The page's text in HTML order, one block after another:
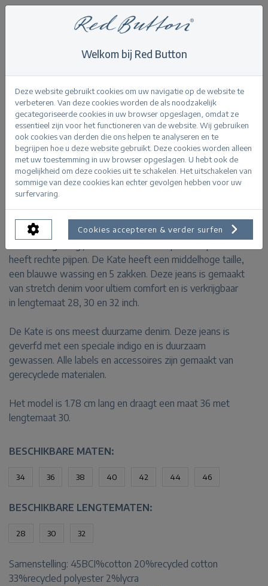
Kate stone used
Terug
Kate stone used stoneused
PRODUCTINFORMATIE
De Kate is onderdeel van de Never out of stock collectie.
heeft rechte pijpen. De Kate heeft een middelhoge taille,
een blauwe wassing en 5 zakken. Deze jeans is gemaakt
van stretch denim voor ultiem comfort en is verkrijgbaar
in lengtemaat 28, 30 en 32 inch.
De Kate is ons meest duurzame denim. Deze jeans is
geverfd met een speciale indigo en is duurzaam
gewassen. Alle labels en accessoires zijn gemaakt van
gerecyclede materialen.
Het model is 1.78 cm lang en draagt een maat 36 met
lengtemaat 30.
BESCHIKBARE MATEN:
34 36 38 40 42 44 46
BESCHIKBARE LENGTEMATEN:
28 30 32
Samenstelling: 45BCI%cotton 20%recycled cotton
33%recycled polyester 2%lycra
Welkom bij Red Button
Deze website gebruikt cookies om uw navigatie op de website te
verbeteren. Van deze cookies worden de als noodzakelijk
gecategoriseerde cookies in uw browser opgeslagen, omdat ze
essentieel zijn voor het functioneren van de website. Wij gebruiken
ook cookies van derden die ons helpen te analyseren en te
begrijpen hoe u deze website gebruikt. Deze cookies worden alleen
met uw toestemming in uw browser opgeslagen. U hebt ook de
mogelijkheid om deze cookies uit te schakelen. Het uitschakelen van
sommige van deze cookies kan echter gevolgen hebben voor uw
surfervaring.
Cookies accepteren & verder surfen